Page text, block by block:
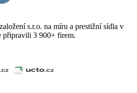
s.r.o. na míru a prestižní sídla v
připravili 3 900+ firem.